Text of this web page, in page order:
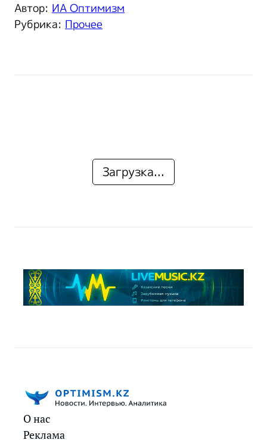
Автор: ИА Оптимизм
Рубрика: Прочее
Загрузка...
О нас
Реклама